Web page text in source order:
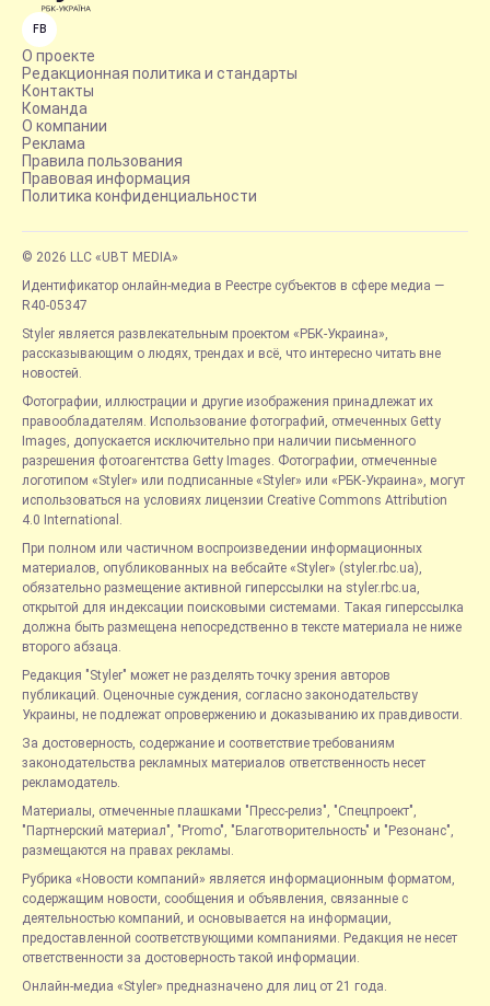
FB
О проекте
Редакционная политика и стандарты
Контакты
Команда
О компании
Реклама
Правила пользования
Правовая информация
Политика конфиденциальности
© 2026 LLC «UBT MEDIA»
Идентификатор онлайн-медиа в Реестре субъектов в сфере медиа —
R40-05347
Styler является развлекательным проектом «РБК-Украина»,
рассказывающим о людях, трендах и всё, что интересно читать вне
новостей.
Фотографии, иллюстрации и другие изображения принадлежат их
правообладателям. Использование фотографий, отмеченных Getty
Images, допускается исключительно при наличии письменного
разрешения фотоагентства Getty Images. Фотографии, отмеченные
логотипом «Styler» или подписанные «Styler» или «РБК-Украина», могут
использоваться на условиях лицензии Creative Commons Attribution
4.0 International.
При полном или частичном воспроизведении информационных
материалов, опубликованных на вебсайте «Styler» (styler.rbc.ua),
обязательно размещение активной гиперссылки на styler.rbc.ua,
открытой для индексации поисковыми системами. Такая гиперссылка
должна быть размещена непосредственно в тексте материала не ниже
второго абзаца.
Редакция "Styler" может не разделять точку зрения авторов
публикаций. Оценочные суждения, согласно законодательству
Украины, не подлежат опровержению и доказыванию их правдивости.
За достоверность, содержание и соответствие требованиям
законодательства рекламных материалов ответственность несет
рекламодатель.
Материалы, отмеченные плашками "Пресс-релиз", "Спецпроект",
"Партнерский материал", "Promo", "Благотворительность" и "Резонанс",
размещаются на правах рекламы.
Рубрика «Новости компаний» является информационным форматом,
содержащим новости, сообщения и объявления, связанные с
деятельностью компаний, и основывается на информации,
предоставленной соответствующими компаниями. Редакция не несет
ответственности за достоверность такой информации.
Онлайн-медиа «Styler» предназначено для лиц от 21 года.